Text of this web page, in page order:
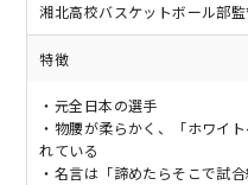
湘北高校バスケットボール部
特徴
・元全日本の選手
・物腰が柔らかく、「ホワイ
れている
・名言は「諦めたらそこで試合